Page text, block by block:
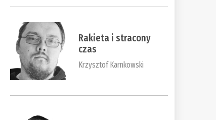
Rakieta i stracony
czas
Krzysztof Karnkowski